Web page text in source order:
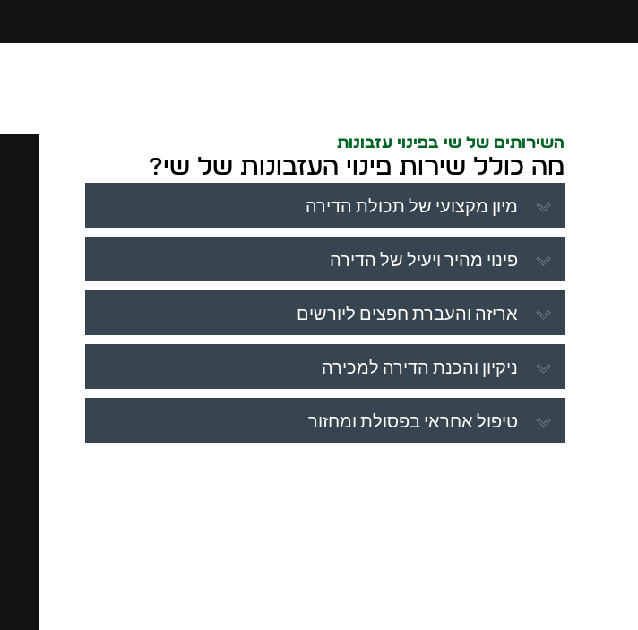
השירותים של שי בפינוי עזבונות
מה כולל שירות פינוי העזבונות של שי?
מיון מקצועי של תכולת הדירה
פינוי מהיר ויעיל של הדירה
אריזה והעברת חפצים ליורשים
ניקיון והכנת הדירה למכירה
טיפול אחראי בפסולת ומחזור